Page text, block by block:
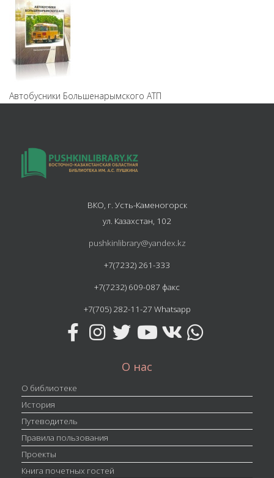
Автобусники Большенарымского АТП
ВКО, г. Усть-Каменогорск
ул. Казахстан, 102
pushkinlibrary@yandex.kz
+7(7232) 261-333
+7(7232) 609-087 факс
+7(705) 282-11-27 Whatsapp
О нас
О библиотеке
История
Путеводитель
Правила пользования
Проекты
Книга почетных гостей